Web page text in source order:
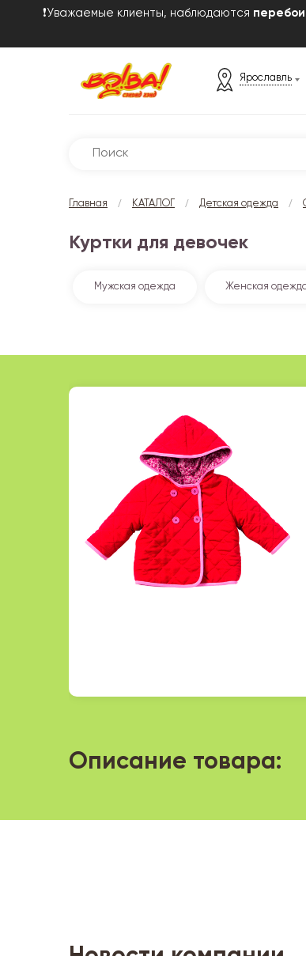
❗Уважаемые клиенты, наблюдаются
Ярославль
Главная / КАТАЛОГ / Детская одежда /
Куртки для девочек
Мужская одежда Женская
Описание товара: